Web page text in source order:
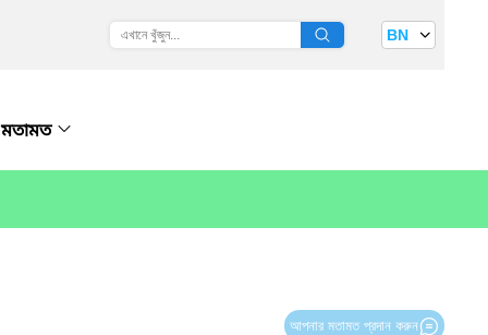
BN
মতামত
আপনার মতামত প্রদান করুন